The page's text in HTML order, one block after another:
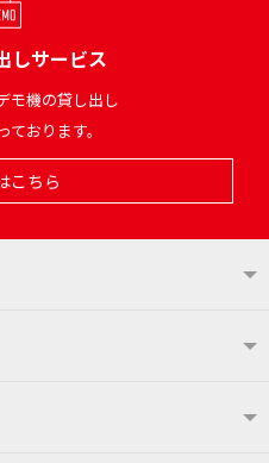
しサービス
モ機の貸し出し
おります。
こちら